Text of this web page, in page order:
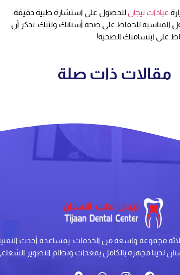
عيادات تيجان للحصول على استشارة طبية دقيقة.
المناسبة للحفاظ على صحة أسنانك ولثتك. تذكر أن
على ابتسامتك الصحية!
مقالات ذات صلة
مجموعة واسعة من الخدمات بمساعدة أحدث
لدينا مجهزة بالكامل بمعدات ونظام التصوير